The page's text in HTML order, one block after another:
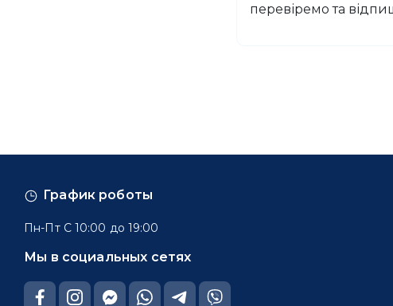
перевіремо та
График роботы
Пн-Пт С 10:00 до 19:00
Мы в социальных сетях